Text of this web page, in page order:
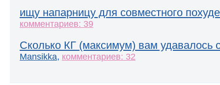
ищу напарницу для совместного
комментариев: 39
Сколько КГ (максимум) вам удавалось
Mansikka, комментариев: 32